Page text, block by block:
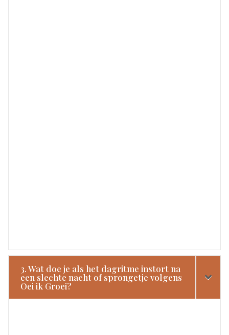
3. Wat doe je als het dagritme instort na
een slechte nacht of sprongetje volgens
Oei ik Groei?